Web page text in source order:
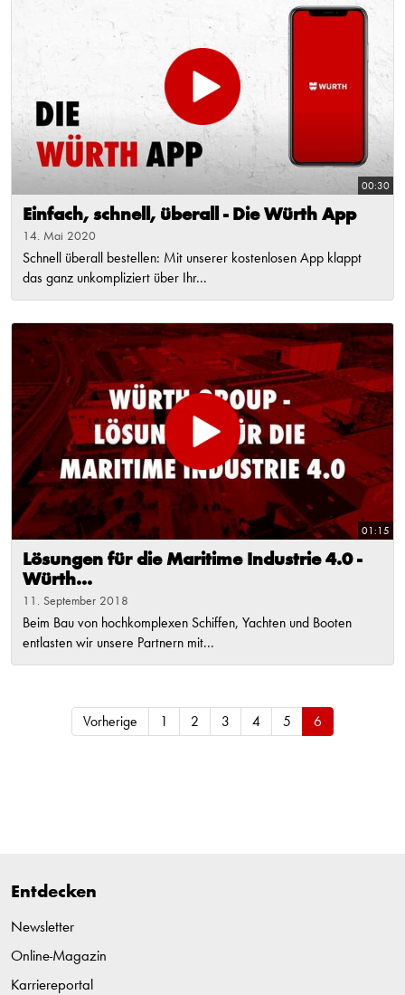
00:30
Einfach, schnell, überall - Die Würth App
14. Mai 2020
Schnell überall bestellen: Mit unserer kostenlosen App klappt
das ganz unkompliziert über Ihr...
01:15
Lösungen für die Maritime Industrie 4.0 -
Würth...
11. September 2018
Beim Bau von hochkomplexen Schiffen, Yachten und Booten
entlasten wir unsere Partnern mit...
Vorherige 1 2 3 4 5 6
Entdecken
Newsletter
Online-Magazin
Karriereportal